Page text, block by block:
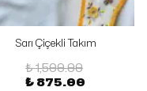
Sarı Çiçekli Takım
₺ 1,500.00
₺ 875.00